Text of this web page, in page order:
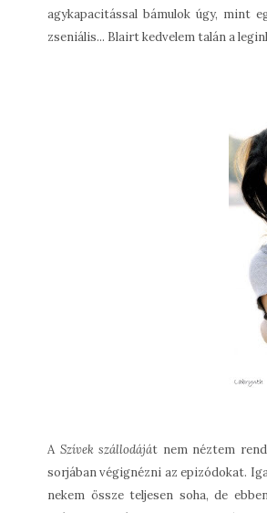
agykapacitással bámulok úgy, mint
zseniális... Blairt kedvelem talán a
A Szívek szállodáját nem néztem
sorjában végignézni az epizódokat.
nekem össze teljesen soha, de